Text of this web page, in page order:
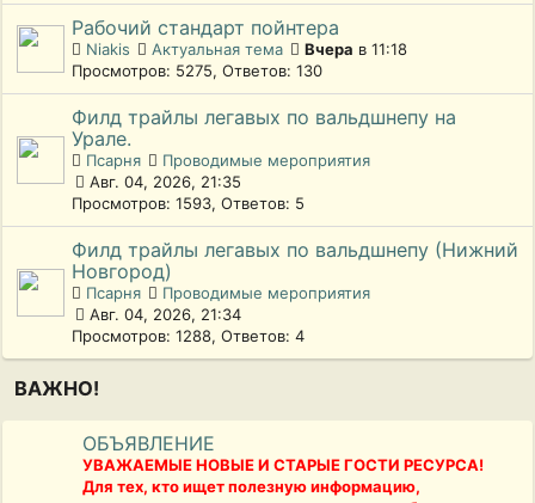
Рабочий стандарт пойнтера
Niakis Актуальная тема Вчера в 11:18
Просмотров: 5275, Ответов: 130
Филд трайлы легавых по вальдшнепу на
Урале.
Псарня
Проводимые мероприятия
Авг. 04, 2026, 21:35
Просмотров: 1593, Ответов: 5
Филд трайлы легавых по вальдшнепу (Нижний
Новгород)
Псарня
Проводимые мероприятия
Авг. 04, 2026, 21:34
Просмотров: 1288, Ответов: 4
ВАЖНО!
ОБЪЯВЛЕНИЕ
УВАЖАЕМЫЕ НОВЫЕ И СТАРЫЕ ГОСТИ РЕСУРСА!
Для тех, кто ищет полезную информацию,